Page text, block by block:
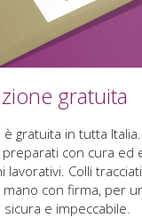
gratuita
gratuita in tutta
con cura ed
lavorativi. Colli
mano con firma, per
e impeccabile.